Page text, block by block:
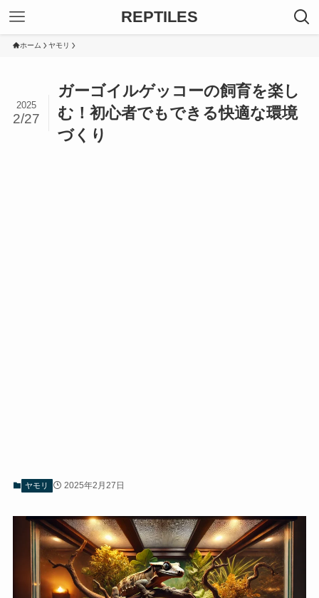
REPTILES
ホーム ヤモリ
ガーゴイルゲッコーの飼育を楽し
む！初心者でもできる快適な環境
づくり
2025
2/27
ヤモリ 2025年2月27日